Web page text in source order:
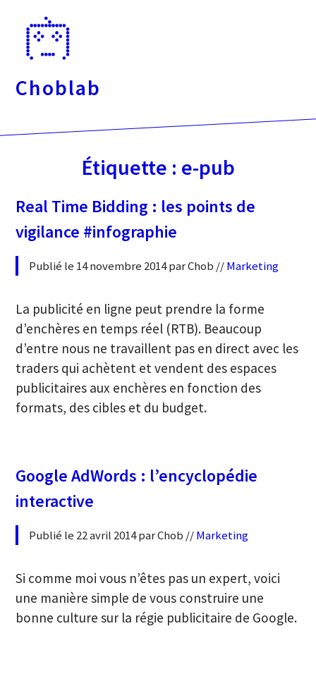
directement
Choblab
Étiquette : e-pub
Real Time Bidding : les points de
vigilance #infographie
Publié le 14 novembre 2014 par Chob //Marketing
La publicité en ligne peut prendre la forme
d’enchères en temps réel (RTB). Beaucoup
d’entre nous ne travaillent pas en direct avec les
traders qui achètent et vendent des espaces
publicitaires aux enchères en fonction des
formats, des cibles et du budget.
Google AdWords : l’encyclopédie
interactive
Publié le 22 avril 2014 par Chob //Marketing
Si comme moi vous n’êtes pas un expert, voici
une manière simple de vous construire une
bonne culture sur la régie publicitaire de Google.